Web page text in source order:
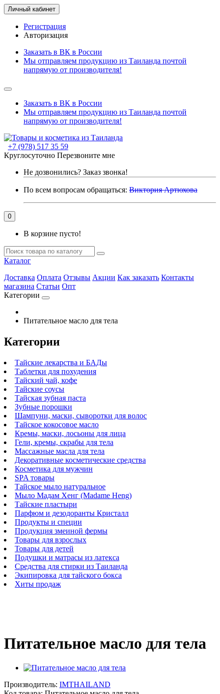
Личный кабинет
Регистрация
Авторизация
Заказать в ВК в России
Мы отправляем продукцию из Таиланда почтой
напрямую от производителя!
Заказать в ВК в России
Мы отправляем продукцию из Таиланда почтой
напрямую от производителя!
+7 (978) 517 35 59
Круглосуточно Перезвоните мне
Не дозвонились? Заказ звонка!
По всем вопросам обращаться: Виктория Артюхова
0
В корзине пусто!
Каталог
Доставка Оплата Отзывы Акции Как заказать Контакты
магазина Статьи Опт
Категории
Питательное масло для тела
Категории
Тайские лекарства и БАДы
Таблетки для похудения
Тайский чай, кофе
Тайские соусы
Тайская зубная паста
Зубные порошки
Шампуни, маски, сыворотки для волос
Тайское кокосовое масло
Кремы, маски, лосьоны для лица
Гели, кремы, скрабы для тела
Массажные масла для тела
Декоративные косметические средства
Косметика для мужчин
SPA товары
Тайское мыло натуральное
Мыло Мадам Хенг (Madame Heng)
Тайские пластыри
Парфюм и дезодоранты Кристалл
Продукты и специи
Продукция змеиной фермы
Товары для взрослых
Товары для детей
Подушки и матрасы из латекса
Средства для стирки из Таиланда
Экипировка для тайского бокса
Хиты продаж
Питательное масло для тела
Производитель: IMTHAILAND